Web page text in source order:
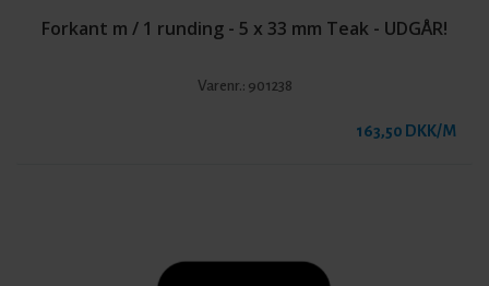
Forkant m / 1 runding - 5 x 33 mm Teak - UDGÅR!
Varenr.: 901238
163,50 DKK/M